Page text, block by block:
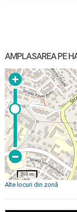
AMPLASAREA PE
200 m
Alte locuri din zonă